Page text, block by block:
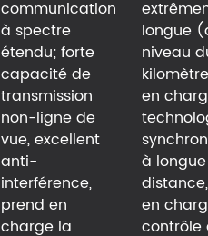
communication
à spectre
étendu; forte
capacité de
transmission
non-ligne de
vue, excellent
anti-
interférence,
prend en
charge la
longue
niveau
en
à longue
en
contrôle